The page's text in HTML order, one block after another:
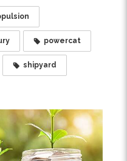
powercat
shipyard